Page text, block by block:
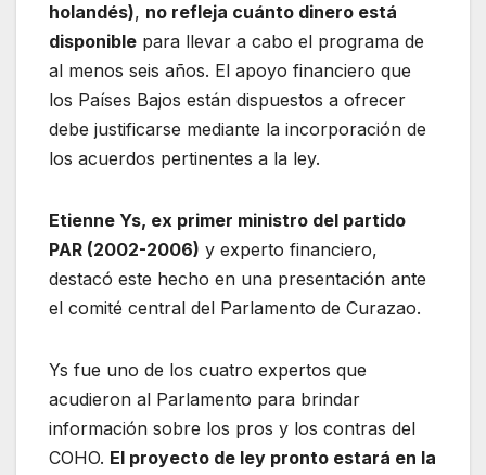
holandés), no refleja cuánto dinero está
disponible para llevar a cabo el programa de
al menos seis años. El apoyo financiero que
los Países Bajos están dispuestos a ofrecer
debe justificarse mediante la incorporación de
los acuerdos pertinentes a la ley.
Etienne Ys, ex primer ministro del partido
PAR (2002-2006) y experto financiero,
destacó este hecho en una presentación ante
el comité central del Parlamento de Curazao.
Ys fue uno de los cuatro expertos que
acudieron al Parlamento para brindar
información sobre los pros y los contras del
COHO. El proyecto de ley pronto estará en la